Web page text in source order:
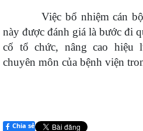
Việc bổ nhiệm cán bộ
này được đánh giá là bước đi
cố tổ chức, nâng cao hiệu
chuyên môn của bệnh viện
Chia sẻ